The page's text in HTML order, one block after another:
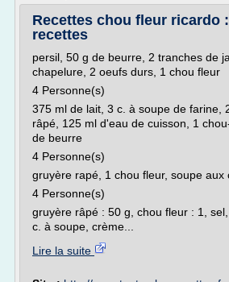
Recettes chou fleur ricardo
recettes
persil, 50 g de beurre, 2 tranches de
chapelure, 2 oeufs durs, 1 chou fleur
4 Personne(s)
375 ml de lait, 3 c. à soupe de farine,
râpé, 125 ml d'eau de cuisson, 1
de beurre
4 Personne(s)
gruyère rapé, 1 chou fleur, soupe aux
4 Personne(s)
gruyère râpé : 50 g, chou fleur : 1,
c. à soupe, crème...
Lire la suite